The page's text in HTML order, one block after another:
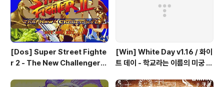
[Dos] Super Street Fighte
r 2 - The New Challengers
파이터 2 - 더 뉴 챌린져 & 하이퍼
[Win] White Day v1.16 / 화이
트 데이 - 학교라는 이름의 미궁 -